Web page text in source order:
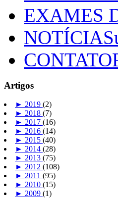
EXAMES
NOTÍCIAS
CONTATO
Artigos
► 2019 (2)
► 2018 (7)
► 2017 (16)
► 2016 (14)
► 2015 (40)
► 2014 (28)
► 2013 (75)
► 2012 (108)
► 2011 (95)
► 2010 (15)
► 2009 (1)